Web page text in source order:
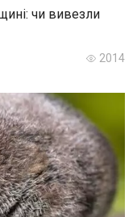
чи вивезли
2014